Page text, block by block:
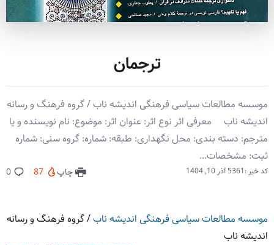
ترجمان
موسسه مطالعات سیاسی فرهنگی اندیشه ناب / گروه فرهنگ و رسانه
اندیشه ناب معرفی اثر نوع اثر: عنوان اثر: موضوع: نام نویسنده و یا
مترجم: دسته بندی: محل نگهداری: طبقه: شماره: گروه سنی: شماره
ثبت: مشخصات...
کد خبر :5361 آذر 10, 1404 چاپ 87
0
موسسه مطالعات سیاسی فرهنگی اندیشه ناب/گروه فرهنگ و رسانه
اندیشه ناب